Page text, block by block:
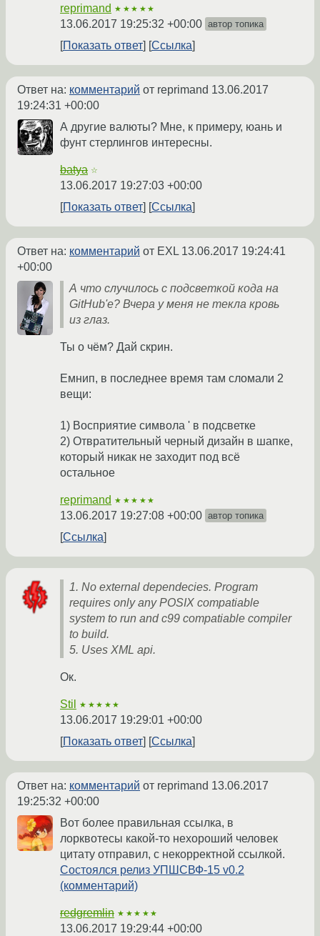
reprimand ★★★★★
13.06.2017 19:25:32 +00:00 автор топика
Показать ответ Ссылка
Ответ на: комментарий от reprimand 13.06.2017
19:24:31 +00:00
А другие валюты? Мне, к примеру, юань и
фунт стерлингов интересны.
batya ☆
13.06.2017 19:27:03 +00:00
Показать ответ
Ссылка
Ответ на: комментарий от EXL 13.06.2017 19:24:41
+00:00
А что случилось с подсветкой кода на
GitHub'e? Вчера у меня не текла кровь
из глаз.
Ты о чём? Дай скрин.
Емнип, в последнее время там сломали 2
вещи:
1) Восприятие символа ' в подсветке
2) Отвратительный черный дизайн в шапке,
который никак не заходит под всё
остальное
reprimand ★★★★★
13.06.2017 19:27:08 +00:00 автор топика
Ссылка
1. No external dependecies. Program
requires only any POSIX compatiable
system to run and c99 compatiable compiler
to build.
5. Uses XML api.
Ок.
Stil ★★★★★
13.06.2017 19:29:01 +00:00
Показать ответ
Ссылка
Ответ на: комментарий от reprimand 13.06.2017
19:25:32 +00:00
Вот более правильная ссылка, в
лорквотесы какой-то нехороший человек
цитату отправил, с некорректной ссылкой.
Состоялся релиз УПШСВФ-15 v0.2
(комментарий)
redgremlin ★★★★★
13.06.2017 19:29:44 +00:00